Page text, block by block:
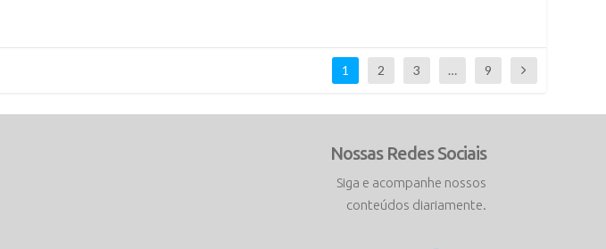
1 2 3 … 9
Nossas Redes Sociais
Siga e acompanhe nossos
conteúdos diariamente.